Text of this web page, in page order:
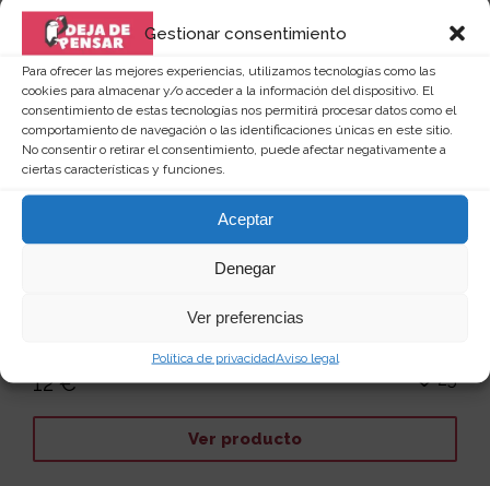
Gestionar consentimiento
Para ofrecer las mejores experiencias, utilizamos tecnologías como las
cookies para almacenar y/o acceder a la información del dispositivo. El
consentimiento de estas tecnologías nos permitirá procesar datos como el
comportamiento de navegación o las identificaciones únicas en este sitio.
No consentir o retirar el consentimiento, puede afectar negativamente a
ciertas características y funciones.
Aceptar
Denegar
Ver preferencias
Política de privacidadAviso legal
Ya te digo yo que nunca Santa Claus habrá tenido un
12 € 25
Ver producto